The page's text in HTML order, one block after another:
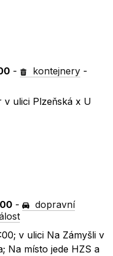
- kontejnery -
v ulici Plzeňská x U
-
dopravní
v ulici Na Zámyšli v
Na místo jede HZS a